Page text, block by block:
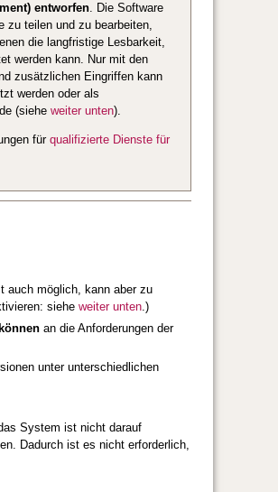
entworfen. Die Software
zu teilen und zu bearbeiten,
die langfristige Lesbarkeit,
werden kann. Nur mit den
zusätzlichen Eingriffen kann
werden oder als
(sieheweiter unten).
fürqualifizierte Dienste für
auch möglich, kann aber zu
siehe weiter unten .)
an die Anforderungen der
unter unterschiedlichen
System ist nicht darauf
Dadurch ist es nicht erforderlich,